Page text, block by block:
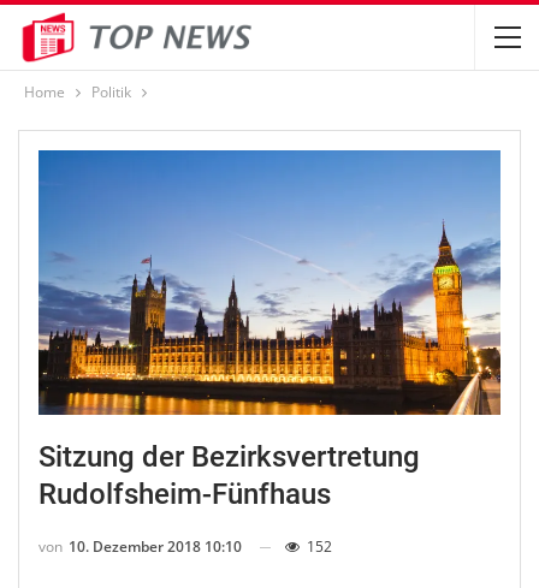
Home Politik
Sitzung der Bezirksvertretung
Rudolfsheim-Fünfhaus
von 10. Dezember 2018 10:10 152